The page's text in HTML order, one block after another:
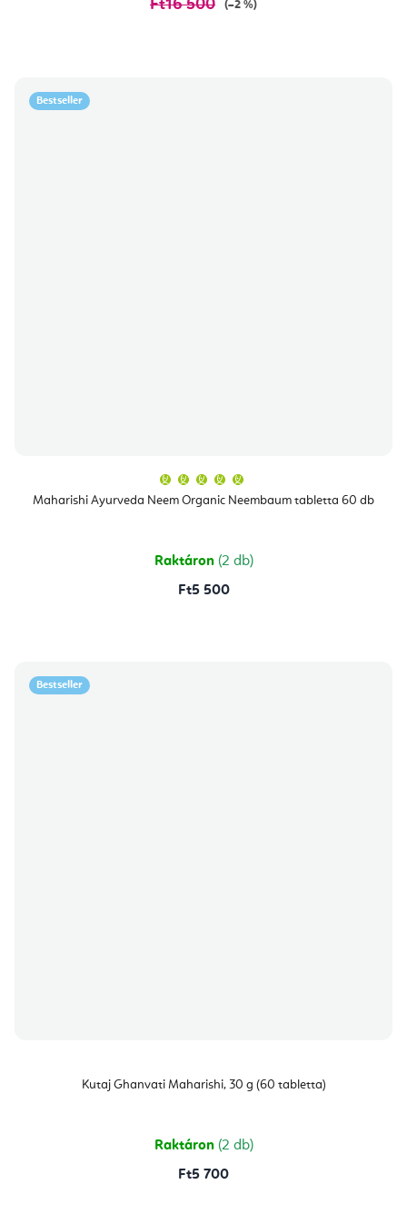
Ft16 500 (–2 %)
Bestseller
Maharishi Ayurveda Neem Organic Neembaum tabletta 60 db
átlagos
értékelése
csillag.
Raktáron (2 db)
Ft5 500
Bestseller
Kutaj Ghanvati Maharishi, 30 g (60 tabletta)
Raktáron (2 db)
Ft5 700